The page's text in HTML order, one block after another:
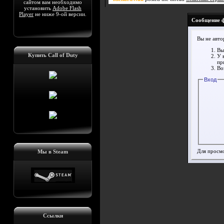
сайтом вам необходимо
установить Adobe Flash
Player не ниже 9-ой версии.
Купить Call of Duty
Мы в Steam
Ссылки
Сообщение
Вы не
Вы
У
Вход
Для